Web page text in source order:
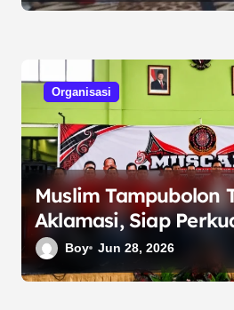
Organisasi
Muslim Tampubolon
Aklamasi, Siap
Batak Bersatu Bekasi
Boy Jun 28, 2026